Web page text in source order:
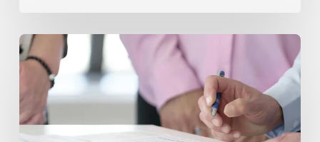
Varför
du
ett
aktieägaravtal